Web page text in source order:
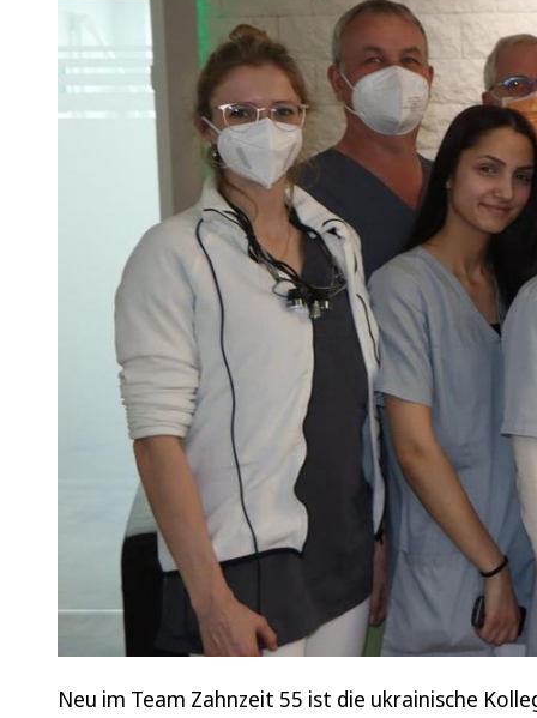
Neu im Team Zahnzeit 55 ist die ukrainische